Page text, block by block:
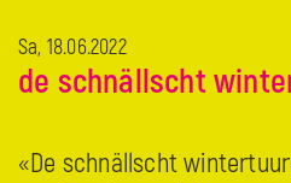
Sa, 18.06.2022
de schnällscht
«De schnällscht